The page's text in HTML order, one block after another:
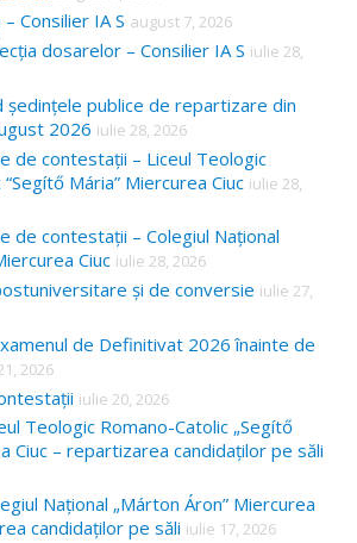
Consilier IA S august 7, 2026
dosarelor – Consilier IA S iulie 28,
ședințele publice de repartizare din
2026 iulie 28, 2026
de contestații – Liceul Teologic
Mária” Miercurea Ciuc iulie 28,
de contestații – Colegiul Național
Ciuc iulie 28, 2026
și de conversie iulie 27,
de Definitivat 2026 înainte de
2026
iulie 20, 2026
Teologic Romano-Catolic „Segítő
Ciuc – repartizarea candidaților pe săli
Național „Márton Áron” Miercurea
candidaților pe săli iulie 17, 2026